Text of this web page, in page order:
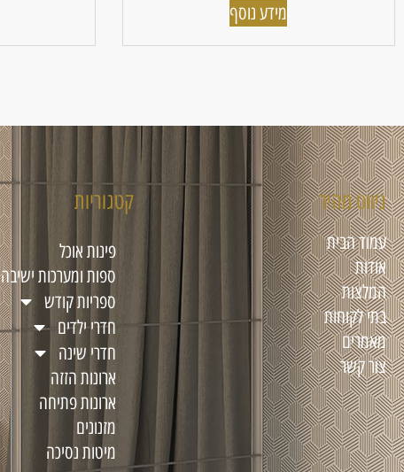
מידע נוסף
ניווט מהיר
עמוד הבית
אודות
המלצות
בתי לקוחות
מאמרים
צור קשר
קטגוריות
פינות אוכל
ספות ומערכות ישיבה
ספריות קודש
חדרי ילדים
חדרי שינה
ארונות הזזה
ארונות פתיחה
מזנונים
מיטות נסיכה